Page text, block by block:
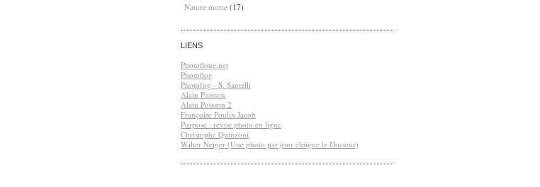
Nature morte (17)
LIENS
Photofloue.net
Photoflog
Photofog - S. Santelli
Alain Poisson
Alain Poisson 2
Françoise Poulin Jacob
Purpose : revue photo en ligne
Christophe Quinzoni
Walter Neiger (Une photo par jour éloigne le Docteur)